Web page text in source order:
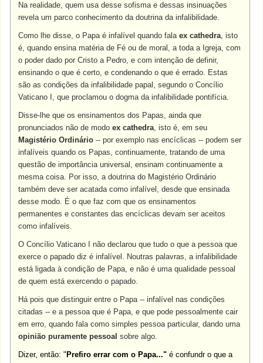
Na realidade, quem usa desse sofisma e dessas insinuações
revela um parco conhecimento da doutrina da infalibilidade.
Como lhe disse, o Papa é infalível quando falaex cathedra, isto
é, quando ensina matéria de Fé ou de moral, a toda a Igreja, com
o poder dado por Cristo a Pedro, e com intenção de definir,
ensinando o que é certo, e condenando o que é errado. Estas
são as condições da infalibilidade papal, segundo o Concílio
Vaticano I, que proclamou o dogma da infalibilidade pontifícia.
Disse-lhe que os ensinamentos dos Papas, ainda que
pronunciados não de modoex cathedra, isto é, em seu
Magistério Ordinário -- por exemplo nas encíclicas -- podem ser
infalíveis quando os Papas, continuamente, tratando de uma
questão de importância universal, ensinam continuamente a
mesma coisa. Por isso, a doutrina do Magistério Ordinário
também deve ser acatada como infalível, desde que ensinada
desse modo. É o que faz com que os ensinamentos
permanentes e constantes das encíclicas devam ser aceitos
como infalíveis.
O Concílio Vaticano I não declarou que tudo o que a pessoa que
exerce o papado diz é infalível. Noutras palavras, a infalibilidade
está ligada à condição de Papa, e não é uma qualidade pessoal
de quem está exercendo o papado.
Há pois que distinguir entre o Papa -- infalível nas condições
citadas -- e a pessoa que é Papa, e que pode pessoalmente cair
em erro, quando fala como simples pessoa particular, dando uma
opinião puramente pessoalsobre algo.
Dizer, então: " Prefiro errar com o Papa..." é confundr o que a